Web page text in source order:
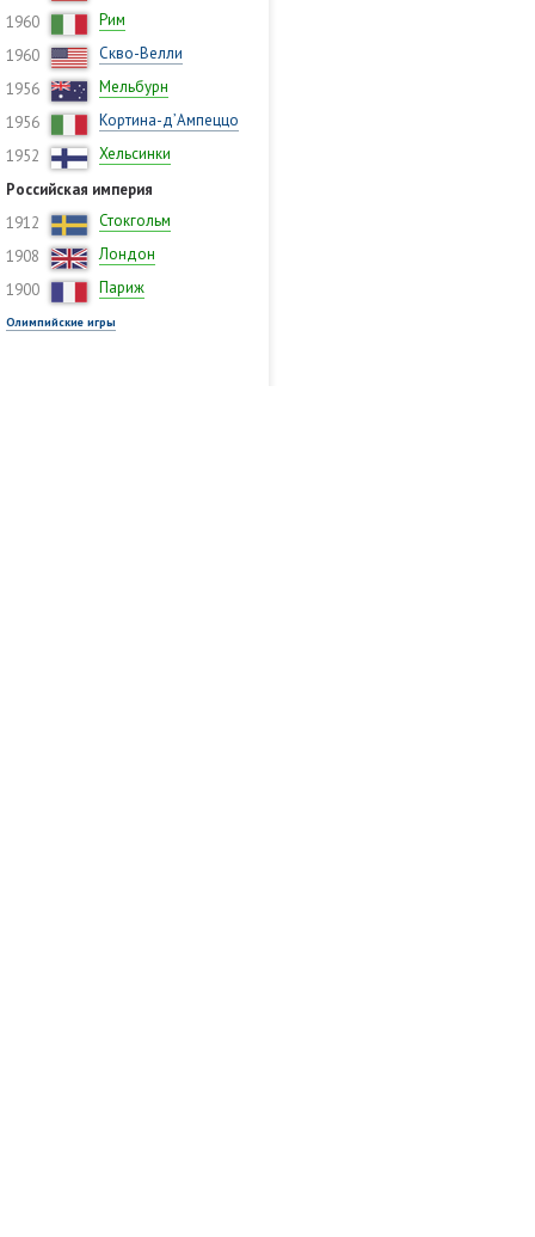
1960
Рим
1960
Скво-Велли
1956
Мельбурн
1956
Кортина-д’Ампеццо
1952
Хельсинки
Российская империя
1912
Стокгольм
1908
Лондон
1900
Париж
Олимпийские игры